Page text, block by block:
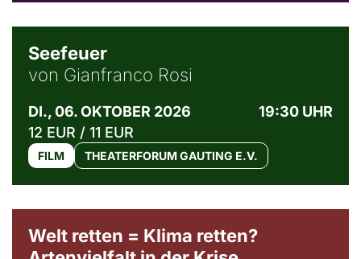
Seefeuer
von Gianfranco Rosi
DI., 06. OKTOBER 2026
19:30 UHR
12 EUR / 11 EUR
FILM THEATERFORUM GAUTING E.V.
Welt retten = Klima retten?